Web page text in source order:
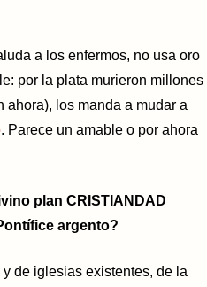
a los enfermos, no usa oro
por la plata murieron millones
los manda a mudar a
. Parece un amable o por ahora
plan CRISTIANDAD
argento?
de iglesias existentes, de la